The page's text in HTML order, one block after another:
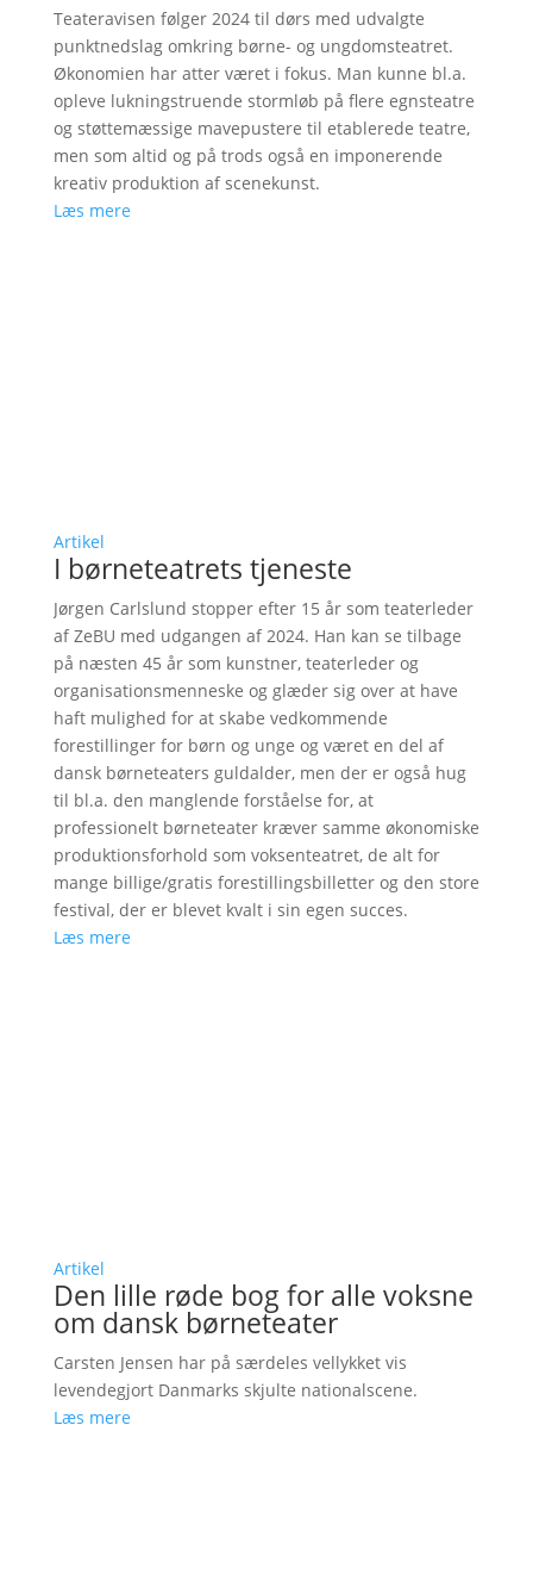
Teateravisen følger 2024 til dørs med udvalgte
punktnedslag omkring børne- og ungdomsteatret.
Økonomien har atter været i fokus. Man kunne bl.a.
opleve lukningstruende stormløb på flere egnsteatre
og støttemæssige mavepustere til etablerede teatre,
men som altid og på trods også en imponerende
kreativ produktion af scenekunst.
Læs mere
Artikel
I børneteatrets tjeneste
Jørgen Carlslund stopper efter 15 år som teaterleder
af ZeBU med udgangen af 2024. Han kan se tilbage
på næsten 45 år som kunstner, teaterleder og
organisationsmenneske og glæder sig over at have
haft mulighed for at skabe vedkommende
forestillinger for børn og unge og været en del af
dansk børneteaters guldalder, men der er også hug
til bl.a. den manglende forståelse for, at
professionelt børneteater kræver samme økonomiske
produktionsforhold som voksenteatret, de alt for
mange billige/gratis forestillingsbilletter og den store
festival, der er blevet kvalt i sin egen succes.
Læs mere
Artikel
Den lille røde bog for alle voksne
om dansk børneteater
Carsten Jensen har på særdeles vellykket vis
levendegjort Danmarks skjulte nationalscene.
Læs mere